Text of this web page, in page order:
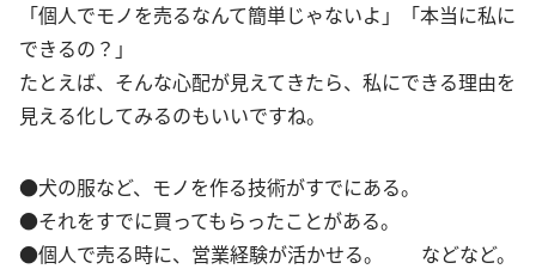
「個人でモノを売るなんて簡単じゃないよ」「本当に私に
できるの？」
たとえば、そんな心配が見えてきたら、私にできる理由を
見える化してみるのもいいですね。
●犬の服など、モノを作る技術がすでにある。
●それをすでに買ってもらったことがある。
●個人で売る時に、営業経験が活かせる。 などなど。